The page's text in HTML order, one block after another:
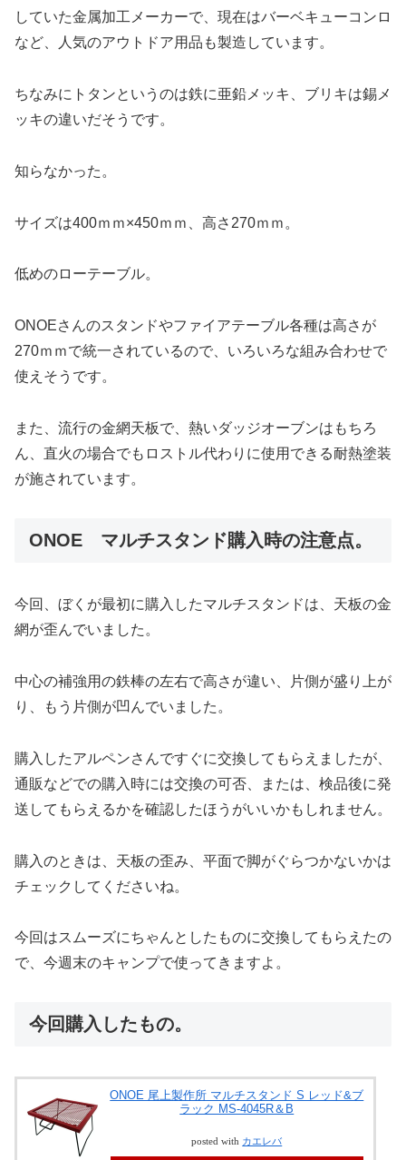
していた金属加工メーカーで、現在はバーベキューコンロ
など、人気のアウトドア用品も製造しています。
ちなみにトタンというのは鉄に亜鉛メッキ、ブリキは錫メ
ッキの違いだそうです。
知らなかった。
サイズは400ｍｍ×450ｍｍ、高さ270ｍｍ。
低めのローテーブル。
ONOEさんのスタンドやファイアテーブル各種は高さが
270ｍｍで統一されているので、いろいろな組み合わせで
使えそうです。
また、流行の金網天板で、熱いダッジオーブンはもちろ
ん、直火の場合でもロストル代わりに使用できる耐熱塗装
が施されています。
ONOE マルチスタンド購入時の注意点。
今回、ぼくが最初に購入したマルチスタンドは、天板の金
網が歪んでいました。
中心の補強用の鉄棒の左右で高さが違い、片側が盛り上が
り、もう片側が凹んでいました。
購入したアルペンさんですぐに交換してもらえましたが、
通販などでの購入時には交換の可否、または、検品後に発
送してもらえるかを確認したほうがいいかもしれません。
購入のときは、天板の歪み、平面で脚がぐらつかないかは
チェックしてくださいね。
今回はスムーズにちゃんとしたものに交換してもらえたの
で、今週末のキャンプで使ってきますよ。
今回購入したもの。
ONOE 尾上製作所 マルチスタンド S レッド&ブ
ラック MS-4045R＆B
posted with カエレバ